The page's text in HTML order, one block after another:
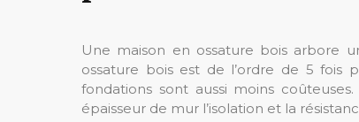
Une maison en ossature bois arbore
ossature bois est de l’ordre de 5 fois
fondations sont aussi moins
épaisseur de mur l’isolation et la